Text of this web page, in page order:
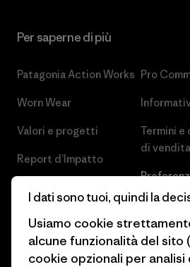
Per saperne di più
Patagonia Action Works
Worn Wear
Valori e progetti
Report d’Impatto
Obiettivi climatici
1% For The Planet
Pro
Termini e
di vendita
Lavora
Stampa
Industry
I dati sono tuoi, quindi la
Usiamo cookie
alcune funzionalità del sito
cookie opzionali per analisi